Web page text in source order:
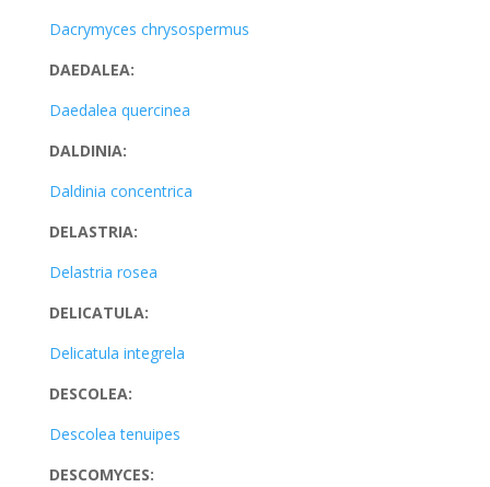
Dacrymyces chrysospermus
DAEDALEA:
Daedalea quercinea
DALDINIA:
Daldinia concentrica
DELASTRIA:
Delastria rosea
DELICATULA:
Delicatula integrela
DESCOLEA:
Descolea tenuipes
DESCOMYCES: